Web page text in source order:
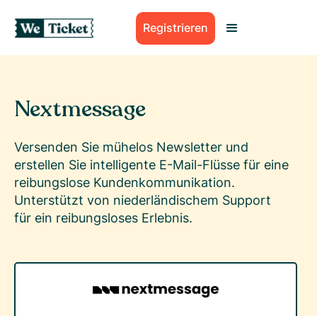
Registrieren
Nextmessage
Versenden Sie mühelos Newsletter und
erstellen Sie intelligente E-Mail-Flüsse für eine
reibungslose Kundenkommunikation.
Unterstützt von niederländischem Support
für ein reibungsloses Erlebnis.